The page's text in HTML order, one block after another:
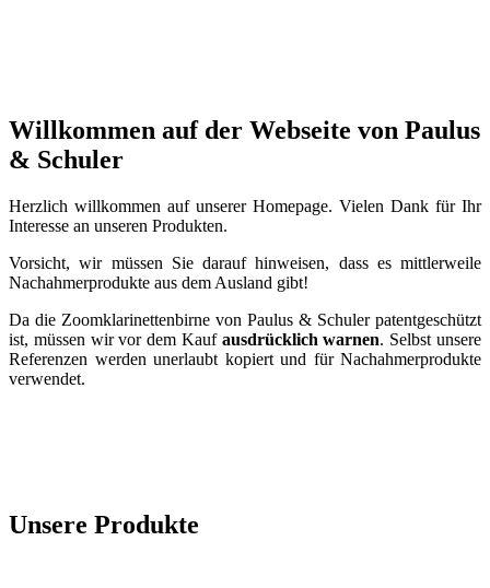
Willkommen auf der Webseite von Paulus
& Schuler
Herzlich willkommen auf unserer Homepage. Vielen Dank für Ihr
Interesse an unseren Produkten.
Vorsicht, wir müssen Sie darauf hinweisen, dass es mittlerweile
Nachahmerprodukte aus dem Ausland gibt!
Da die Zoomklarinettenbirne von Paulus & Schuler patentgeschützt
ist, müssen wir vor dem Kauf ausdrücklich warnen. Selbst unsere
Referenzen werden unerlaubt kopiert und für Nachahmerprodukte
verwendet.
Unsere Produkte